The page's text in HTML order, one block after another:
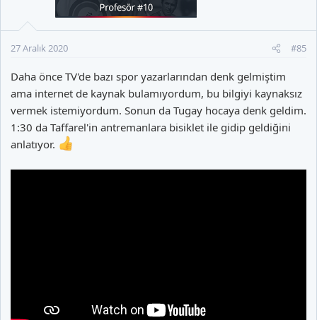
27 Aralık 2020 #85
Daha önce TV'de bazı spor yazarlarından denk gelmiştim
ama internet de kaynak bulamıyordum, bu bilgiyi kaynaksız
vermek istemiyordum. Sonun da Tugay hocaya denk geldim.
1:30 da Taffarel'in antremanlara bisiklet ile gidip geldiğini
anlatıyor.